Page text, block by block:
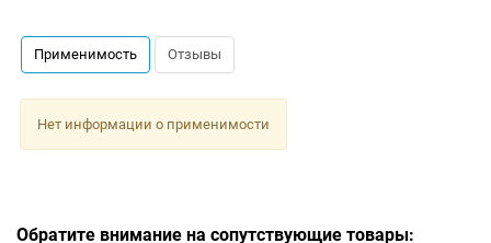
Применимость Отзывы
Нет информации о применимости
Обратите внимание на сопутствующие товары: